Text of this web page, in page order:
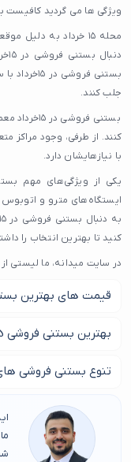
ویژگی ها می گردید کافیست
محله ۱۵ خرداد به
بستنی
جلب کنند.
بستنی
کنند. از طرفی، وجود مراکز
با نیازهایشان دارد.
ایستگاه‌های مترو و
کنید تا بهترین انتخاب را
در سایت میدانه، ما لیستی از بستنی فروشی در ۱۵خرداد را گردآوری
قیمت های بهترین بستنی فروشی های 15
بهترین بستنی فروشی 15 خرداد در کجا قرار دارد ؟
برای پیدا کردن بهترین بستنی فروشی های
تنوع بستنی فروشی های خوب 15 خرداد به چه
باشند.